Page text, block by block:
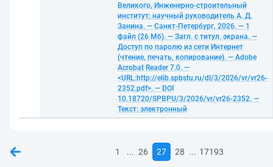
Великого, Инженерно-строительный
институт; научный руководитель А. Д.
Занина. — Санкт-Петербург, 2026. — 1
файл (26 Мб). — Загл. с титул. экрана. —
Доступ по паролю из сети Интернет
(чтение, печать, копирование). — Adobe
Acrobat Reader 7.0. —
<URL:http://elib.spbstu.ru/dl/3/2026/vr/vr26-
2352.pdf>. — DOI
10.18720/SPBPU/3/2026/vr/vr26-2352. —
Текст: электронный
1 ... 26 27 28 ... 17193